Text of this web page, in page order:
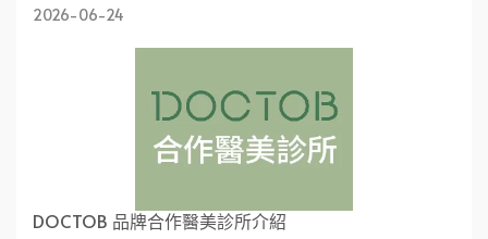
2026-06-24
DOCTOB 品牌合作醫美診所介紹